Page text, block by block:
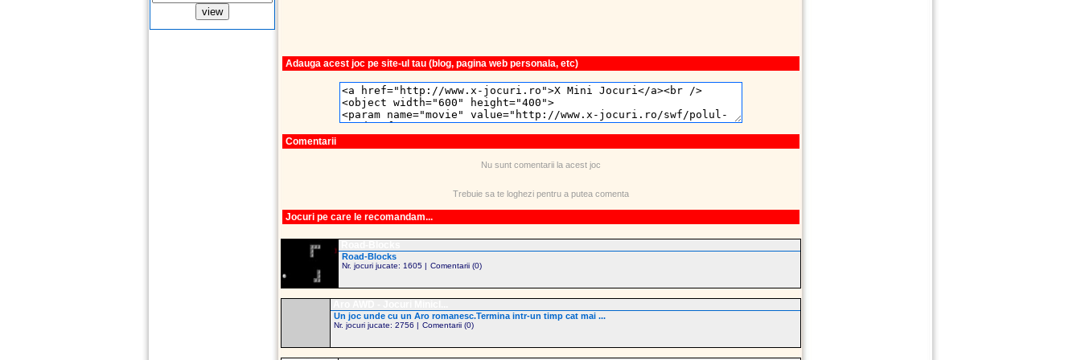
Adauga acest joc pe site-ul tau (blog, pagina web personala, etc)
Comentarii
Nu sunt comentarii la acest joc
Trebuie sa te loghezi pentru a putea comenta
Jocuri pe care le recomandam...
Road-Blocks
Nr. jocuri jucate: 1605 | Comentarii (0)
Un joc unde cu un Aro romanesc.Termina intr-un timp cat mai ...
Nr. jocuri jucate: 2756 | Comentarii (0)